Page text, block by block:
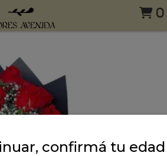
0
confirmá tu edad